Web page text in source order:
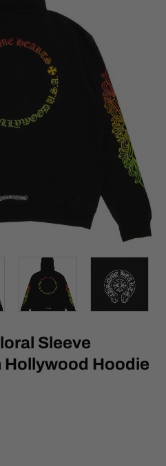
Sleeve
Hollywood Hoodie